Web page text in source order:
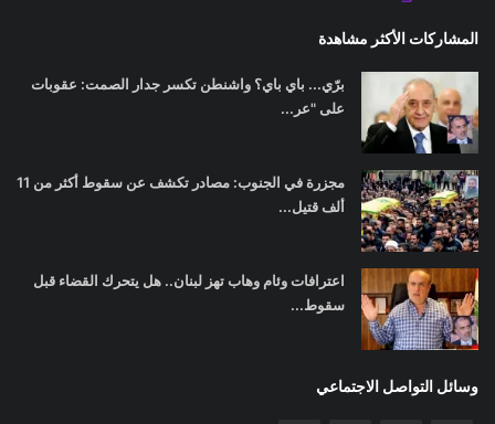
المشاركات الأكثر مشاهدة
برّي... باي باي؟ واشنطن تكسر جدار الصمت: عقوبات
على "عر...
مجزرة في الجنوب: مصادر تكشف عن سقوط أكثر من 11
ألف قتيل...
اعترافات وئام وهاب تهز لبنان.. هل يتحرك القضاء قبل
سقوط...
وسائل التواصل الاجتماعي